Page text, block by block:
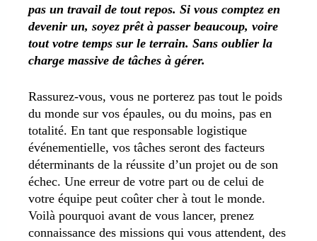
pas un travail de tout repos. Si vous comptez en
devenir un, soyez prêt à passer beaucoup, voire
tout votre temps sur le terrain. Sans oublier la
charge massive de tâches à gérer.
Rassurez-vous, vous ne porterez pas tout le poids
du monde sur vos épaules, ou du moins, pas en
totalité. En tant que responsable logistique
événementielle, vos tâches seront des facteurs
déterminants de la réussite d’un projet ou de son
échec. Une erreur de votre part ou de celui de
votre équipe peut coûter cher à tout le monde.
Voilà pourquoi avant de vous lancer, prenez
connaissance des missions qui vous attendent, des